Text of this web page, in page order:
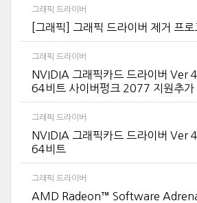
그래픽 드라이버
[그래픽] 그래픽 드라이버 제거 프
그래픽 드라이버
NVIDIA 그래픽카드 드라이버
64비트 사이버펑크 2077 지원추가
그래픽 드라이버
NVIDIA 그래픽카드 드라이버
64비트
그래픽 드라이버
AMD Radeon™ Software